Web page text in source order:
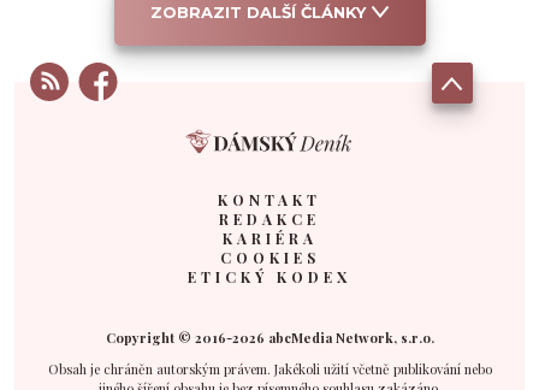
ZOBRAZIT DALŠÍ ČLÁNKY
KONTAKT
REDAKCE
KARIÉRA
COOKIES
ETICKÝ KODEX
Copyright © 2016-2026 abcMedia Network, s.r.o.
Obsah je chráněn autorským právem. Jakékoli užití včetně publikování nebo